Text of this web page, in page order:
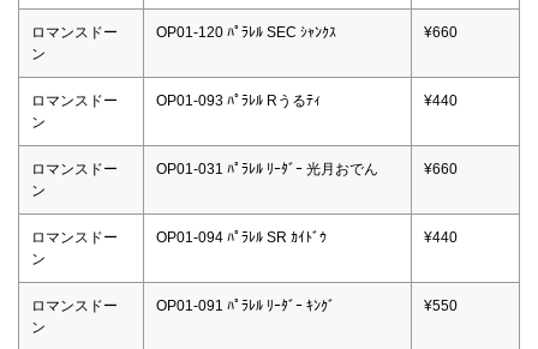
ロマンスドー
ン
OP01-120 ﾊﾟﾗﾚﾙ SEC ｼｬﾝｸｽ ¥660
ロマンスドー
ン
OP01-093 ﾊﾟﾗﾚﾙ Rうるﾃｨ ¥440
ロマンスドー
ン
OP01-031 ﾊﾟﾗﾚﾙ ﾘｰﾀﾞｰ 光月おでん ¥660
ロマンスドー
ン
OP01-094 ﾊﾟﾗﾚﾙ SR ｶｲﾄﾞｳ ¥440
ロマンスドー
ン
OP01-091 ﾊﾟﾗﾚﾙ ﾘｰﾀﾞｰ ｷﾝｸﾞ ¥550